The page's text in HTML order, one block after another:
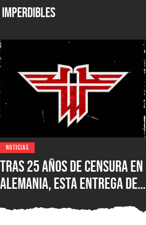
Imperdibles
NOTICIAS
Tras 25 años de censura en
Alemania, esta entrega de